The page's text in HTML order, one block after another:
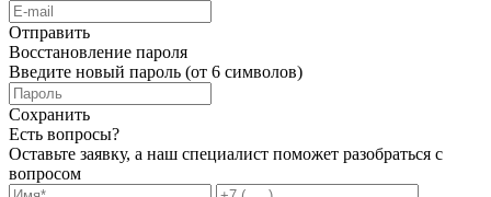
Отправить
Восстановление пароля
Введите новый пароль (от 6 символов)
Сохранить
Есть вопросы?
Оставьте заявку, а наш специалист поможет разобраться с
вопросом